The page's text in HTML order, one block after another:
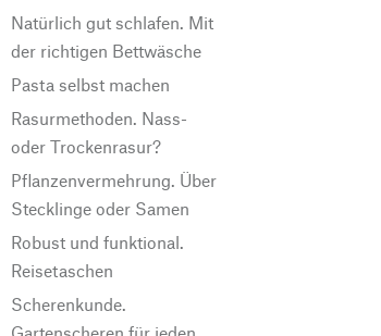
Natürlich gut schlafen. Mit
der richtigen Bettwäsche
Pasta selbst machen
Rasurmethoden. Nass-
oder Trockenrasur?
Pflanzenvermehrung. Über
Stecklinge oder Samen
Robust und funktional.
Reisetaschen
Scherenkunde.